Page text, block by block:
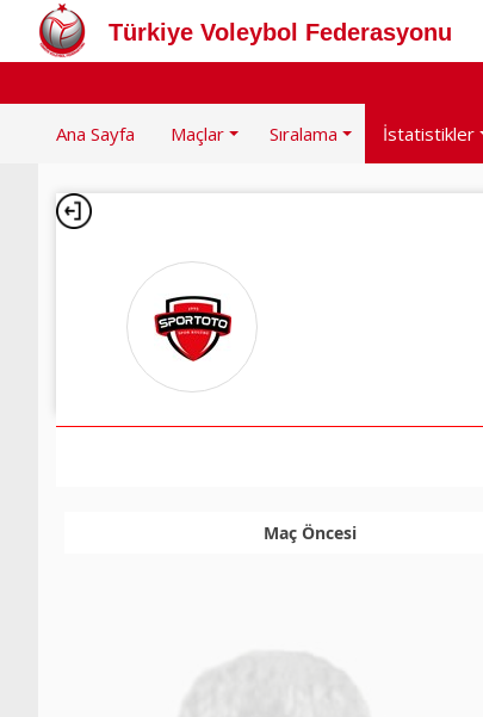
Türkiye Voleybol Federasyonu
Ana Sayfa Maçlar Sıralama İstatistikler
Maç Öncesi